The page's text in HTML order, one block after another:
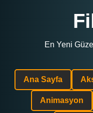
En Yeni
Ana Sayfa
Animasyon